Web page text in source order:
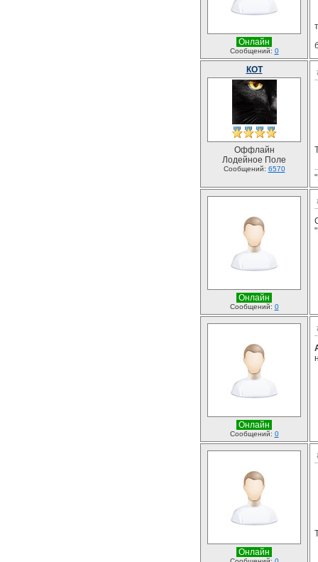
Онлайн
Сообщений: 0
КОТ
Оффлайн
Лодейное Поле
Сообщений: 6570
Онлайн
Сообщений: 0
Онлайн
Сообщений: 0
Онлайн